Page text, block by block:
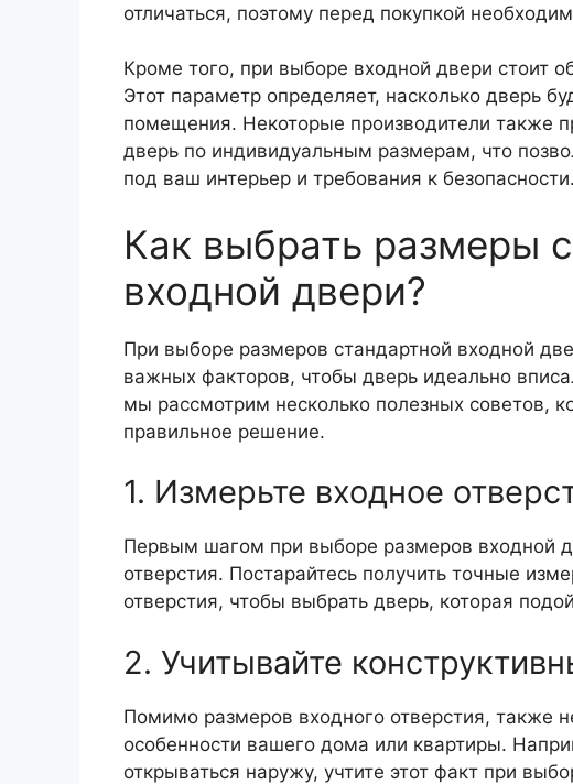
отличаться, поэтому перед покупкой
Кроме того, при выборе входной двери стоит
Этот параметр определяет, насколько дверь
помещения. Некоторые производители также
дверь по индивидуальным размерам, что
под ваш интерьер и требования к безопасности.
Как выбрать размеры
входной двери?
При выборе размеров стандартной входной
важных факторов, чтобы дверь идеально
мы рассмотрим несколько полезных советов,
правильное решение.
1. Измерьте входное
Первым шагом при выборе размеров входной
отверстия. Постарайтесь получить точные
отверстия, чтобы выбрать дверь, которая
2. Учитывайте
Помимо размеров входного отверстия, также
особенности вашего дома или квартиры.
открываться наружу, учтите этот факт при